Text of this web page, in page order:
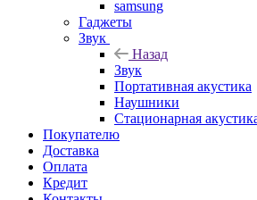
samsung
Гаджеты
Звук
Назад
Звук
Портативная акустика
Наушники
Стационарная
Покупателю
Доставка
Оплата
Кредит